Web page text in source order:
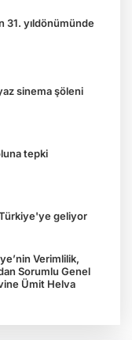
31. yıldönümünde
sinema şöleni
tepki
Türkiye'ye geliyor
Verimlilik,
Sorumlu Genel
Ümit Helva